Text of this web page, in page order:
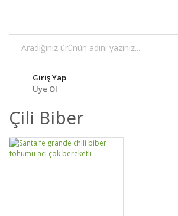
Giriş Yap
Üye Ol
Çili Biber